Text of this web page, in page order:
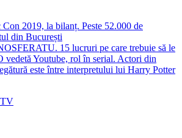
2019, la bilanț. Peste 52.000 de
din București
15 lucruri pe care trebuie să le
vedetă Youtube, rol în serial. Actori din
este între interpretului lui Harry Potter
TV